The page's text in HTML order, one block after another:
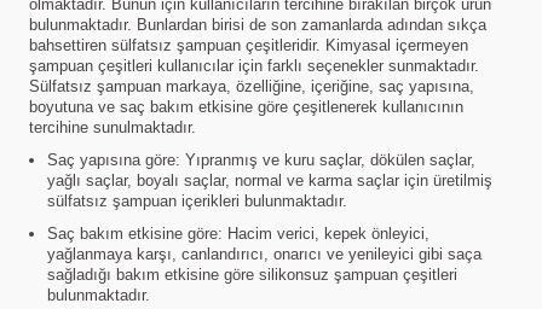
olmaktadır. Bunun için kullanıcıların tercihine bırakılan birçok ürün
bulunmaktadır. Bunlardan birisi de son zamanlarda adından sıkça
bahsettiren sülfatsız şampuan çeşitleridir. Kimyasal içermeyen
şampuan çeşitleri kullanıcılar için farklı seçenekler sunmaktadır.
Sülfatsız şampuan markaya, özelliğine, içeriğine, saç yapısına,
boyutuna ve saç bakım etkisine göre çeşitlenerek kullanıcının
tercihine sunulmaktadır.
Saç yapısına göre: Yıpranmış ve kuru saçlar, dökülen saçlar,
yağlı saçlar, boyalı saçlar, normal ve karma saçlar için üretilmiş
sülfatsız şampuan içerikleri bulunmaktadır.
Saç bakım etkisine göre: Hacim verici, kepek önleyici,
yağlanmaya karşı, canlandırıcı, onarıcı ve yenileyici gibi saça
sağladığı bakım etkisine göre silikonsuz şampuan çeşitleri
bulunmaktadır.